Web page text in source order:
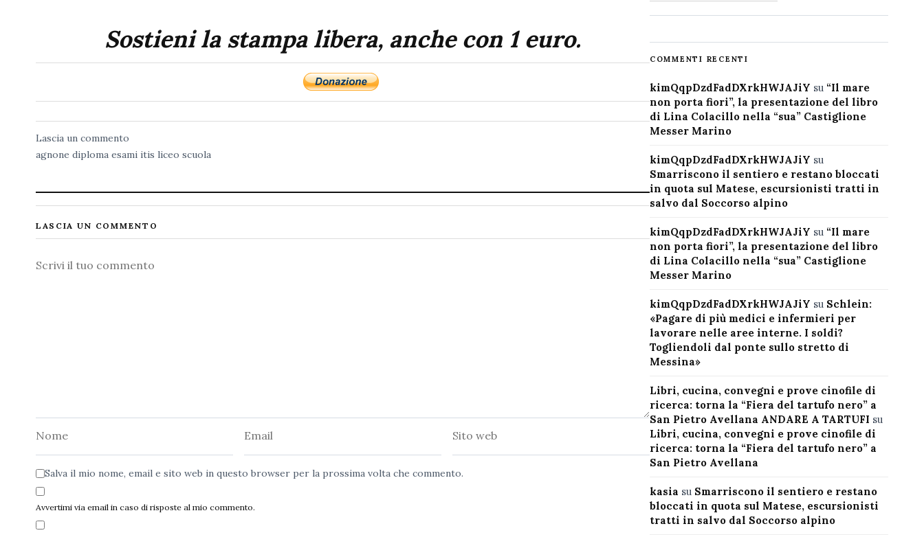
Sostieni la stampa libera, anche con 1 euro.
Lascia un commento
agnone diploma esami itis liceo scuola
LASCIA UN COMMENTO
Commento
Salva il mio nome, email e sito web in questo browser per la prossima volta che commento.
Avvertimi via email in caso di risposte al mio commento.
COMMENTI RECENTI
kimQqpDzdFadDXrkHWJAJiY su “Il mare
non porta fiori”, la presentazione del libro
di Lina Colacillo nella “sua” Castiglione
Messer Marino
kimQqpDzdFadDXrkHWJAJiY su
Smarriscono il sentiero e restano bloccati
in quota sul Matese, escursionisti tratti in
salvo dal Soccorso alpino
kimQqpDzdFadDXrkHWJAJiY su “Il mare
non porta fiori”, la presentazione del libro
di Lina Colacillo nella “sua” Castiglione
Messer Marino
kimQqpDzdFadDXrkHWJAJiY su Schlein:
«Pagare di più medici e infermieri per
lavorare nelle aree interne. I soldi?
Togliendoli dal ponte sullo stretto di
Messina»
Libri, cucina, convegni e prove cinofile di
ricerca: torna la “Fiera del tartufo nero” a
San Pietro Avellana ANDARE A TARTUFI su
Libri, cucina, convegni e prove cinofile di
ricerca: torna la “Fiera del tartufo nero” a
San Pietro Avellana
kasia su Smarriscono il sentiero e restano
bloccati in quota sul Matese, escursionisti
tratti in salvo dal Soccorso alpino